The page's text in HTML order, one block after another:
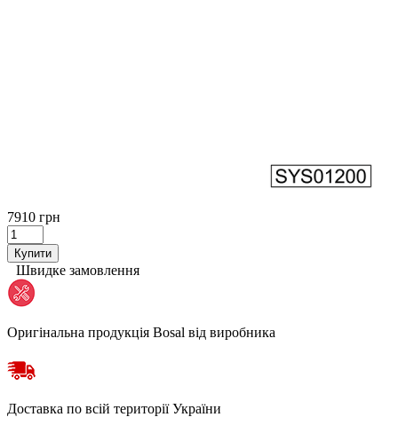
7910 грн
Купити
Швидке замовлення
Оригінальна продукція Bosal від виробника
Доставка по всій території України